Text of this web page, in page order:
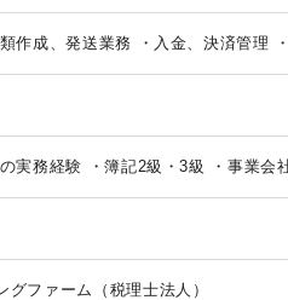
作成、発送業務 ・入金、決済管理
実務経験 ・簿記2級・3級 ・事業会
ファーム（税理士法人）